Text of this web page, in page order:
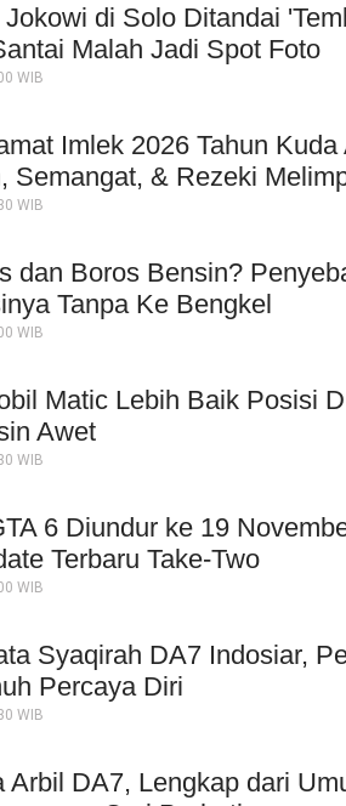
di Solo Ditandai
Malah Jadi Spot Foto
WIB
Imlek 2026 Tahun
Semangat, & Rezeki
WIB
dan Boros Bensin?
Tanpa Ke Bengkel
WIB
Matic Lebih Baik Posisi
Awet
WIB
6 Diundur ke 19
Terbaru Take-Two
WIB
Syaqirah DA7 Indosiar,
Percaya Diri
WIB
Arbil DA7, Lengkap dari